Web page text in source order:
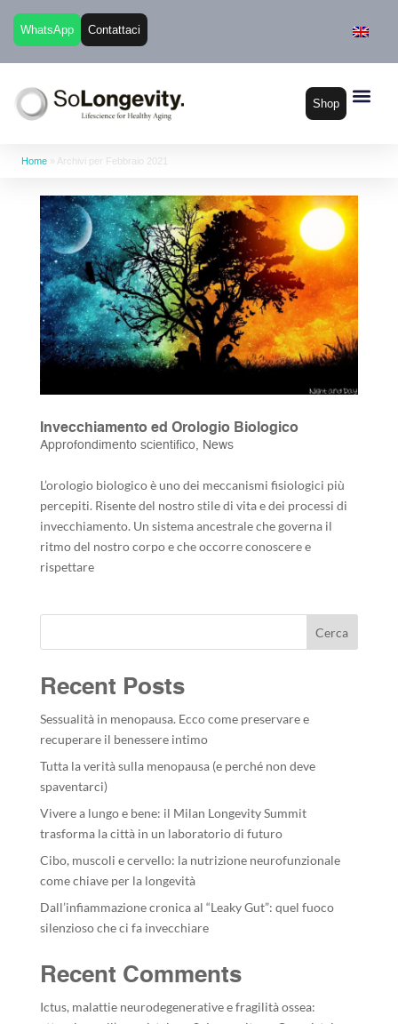
WhatsApp Contattaci
Shop
Home » Archivi per Febbraio 2021
Invecchiamento ed Orologio Biologico
Approfondimento scientifico, News
L’orologio biologico è uno dei meccanismi fisiologici più
percepiti. Risente del nostro stile di vita e dei processi di
invecchiamento. Un sistema ancestrale che governa il
ritmo del nostro corpo e che occorre conoscere e
rispettare
Cerca
Recent Posts
Sessualità in menopausa. Ecco come preservare e
recuperare il benessere intimo
Tutta la verità sulla menopausa (e perché non deve
spaventarci)
Vivere a lungo e bene: il Milan Longevity Summit
trasforma la città in un laboratorio di futuro
Cibo, muscoli e cervello: la nutrizione neurofunzionale
come chiave per la longevità
Dall’infiammazione cronica al “Leaky Gut”: quel fuoco
silenzioso che ci fa invecchiare
Recent Comments
Ictus, malattie neurodegenerative e fragilità ossea: